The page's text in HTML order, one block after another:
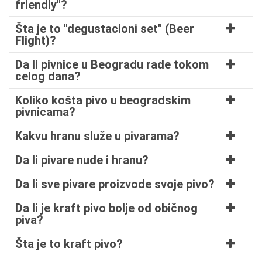
friendly"?
Šta je to "degustacioni set" (Beer
Flight)?
Da li pivnice u Beogradu rade tokom
celog dana?
Koliko košta pivo u beogradskim
pivnicama?
Kakvu hranu služe u pivarama?
Da li pivare nude i hranu?
Da li sve pivare proizvode svoje pivo?
Da li je kraft pivo bolje od običnog
piva?
Šta je to kraft pivo?